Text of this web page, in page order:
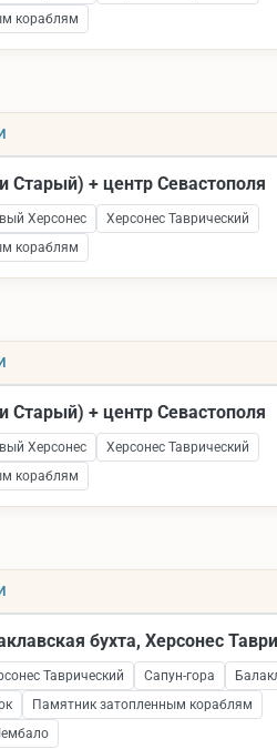
кораблям
Старый) + центр Севастополя
Херсонес
Херсонес Таврический
кораблям
Старый) + центр Севастополя
Херсонес
Херсонес Таврический
кораблям
бухта, Херсонес
Таврический Сапун-гора
Памятник затопленным кораблям